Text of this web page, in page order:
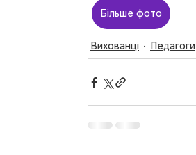
Більше фото
Вихованці Педагоги